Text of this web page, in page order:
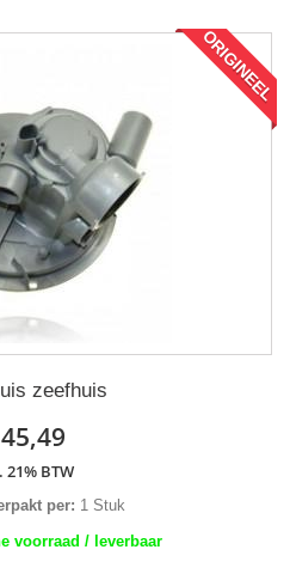
ORIGINEEL
zeefhuis
21% BTW
per: 1 Stuk
voorraad / leverbaar